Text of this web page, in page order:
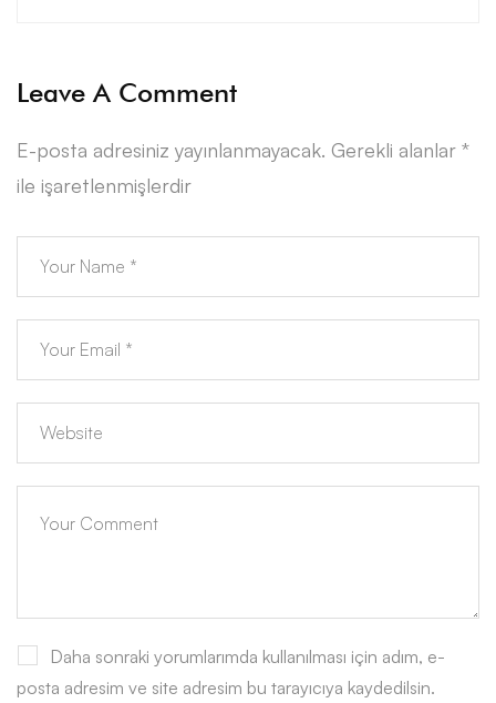
Leave A Comment
E-posta adresiniz yayınlanmayacak. Gerekli alanlar *
ile işaretlenmişlerdir
Daha sonraki yorumlarımda kullanılması için adım, e-
posta adresim ve site adresim bu tarayıcıya kaydedilsin.